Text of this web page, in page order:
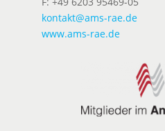
kontakt@ams-rae.de
www.ams-rae.de